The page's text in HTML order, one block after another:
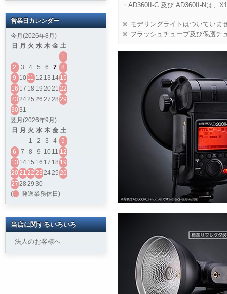
・AD360II-C 及び AD360II-Nは、
※ モデリングライトはついていま
※ フラッシュチューブ及び保護チ
営業日カレンダー
今月(2026年8月)
日
月 火 水 木 金 土
1
2
3 4 5 6 7
8
9 10 11 12 13 14 15
16 17 18 19 2021 22
23 2425 26 27 28 29
30 31
翌月(2026年9月)
日
月 火 水 木 金 土
1
2 3 4
5
6
7 8 9 10 11 12
13 14 15 16 17 18 19
20 21 22 23 2425 26
27 28 29 30
(
発送業務休日)
当店に関するいろいろ
法人のお客様へ